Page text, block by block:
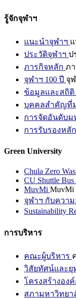
รู้จักจุฬาฯ
แนะนำจุฬาฯ
ประวัติจุฬาฯ ป
ภารกิจหลัก ภ
จุฬาฯ 100 ปี จุ
ข้อมูลและสถิติ
บุคคลสำคัญที่
การจัดอันดับม
การรับรองหลั
Green University
Chula Zero
CU Shuttle Bus
MuvMi MuvMi
จุฬาฯ กับควา
Sustainability
การบริหาร
คณะผู้บริหาร
วิสัยทัศน์และยุ
โครงสร้างอง
สภามหาวิทยา